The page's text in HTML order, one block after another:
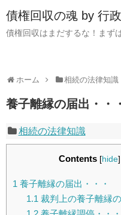
債権回収の魂 by 行
債権回収はまだするな！まず
ホーム 相続の法律知識
養子離縁の届出・・・
相続の法律知識
Contents [hide]
1 養子離縁の届出・・・
1.1 裁判上の養子離縁